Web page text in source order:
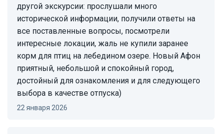
другой экскурсии: прослушали много
исторической информации, получили ответы на
все поставленные вопросы, посмотрели
интересные локации, жаль не купили заранее
корм для птиц на лебедином озере. Новый Афон
приятный, небольшой и спокойный город,
достойный для ознакомления и для следующего
выбора в качестве отпуска)
22 января 2026